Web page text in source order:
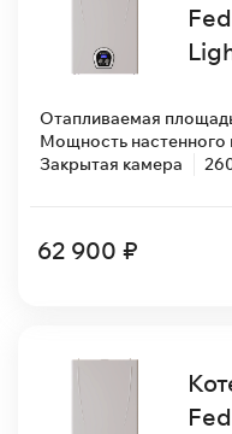
Отапливаемая
Мощность настенного
Закрытая камера
62 900 ₽